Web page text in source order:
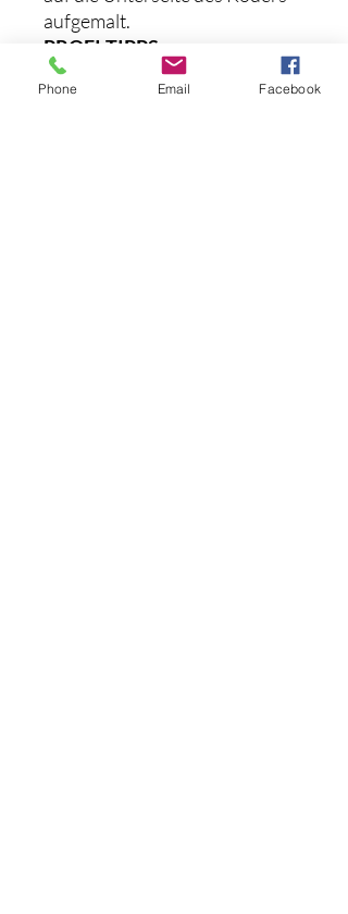
aufgemalt.
PROFI-TIPPS:
Verwenden Sie diesen Köder,
um aktive Fische in einer Tiefe
Phone Email Facebook